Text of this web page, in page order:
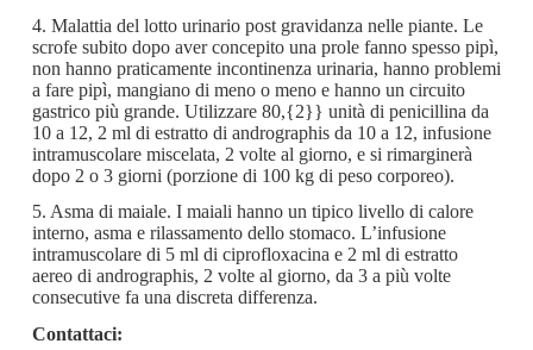
4. Malattia del lotto urinario post gravidanza nelle piante. Le
scrofe subito dopo aver concepito una prole fanno spesso pipì,
non hanno praticamente incontinenza urinaria, hanno problemi
a fare pipì, mangiano di meno o meno e hanno un circuito
gastrico più grande. Utilizzare 80,{2}} unità di penicillina da
10 a 12, 2 ml di estratto di andrographis da 10 a 12, infusione
intramuscolare miscelata, 2 volte al giorno, e si rimarginerà
dopo 2 o 3 giorni (porzione di 100 kg di peso corporeo).
5. Asma di maiale. I maiali hanno un tipico livello di calore
interno, asma e rilassamento dello stomaco. L’infusione
intramuscolare di 5 ml di ciprofloxacina e 2 ml di estratto
aereo di andrographis, 2 volte al giorno, da 3 a più volte
consecutive fa una discreta differenza.
Contattaci: